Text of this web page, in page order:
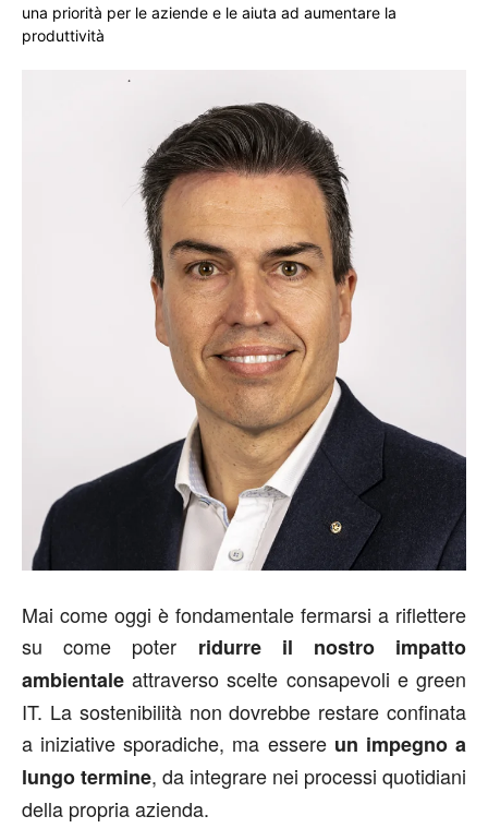
una priorità per le aziende e le aiuta ad aumentare la
produttività
Mai come oggi è fondamentale fermarsi a riflettere
su come poter ridurre il nostro impatto
ambientaleattraverso scelte consapevoli e green
IT. La sostenibilità non dovrebbe restare confinata
a iniziative sporadiche, ma essere un impegno a
lungo termine, da integrare nei processi quotidiani
della propria azienda.